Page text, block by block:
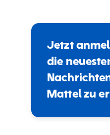
Jetzt
die
Mattel zu